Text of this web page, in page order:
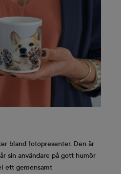
en fotomugg
för hemmet
en SIGG-flaska med eget
med en egen bild för en
ett
ett pusselsom kommer att
bland fotopresenter. Den är
sin användare på gott humör
ett gemensamt